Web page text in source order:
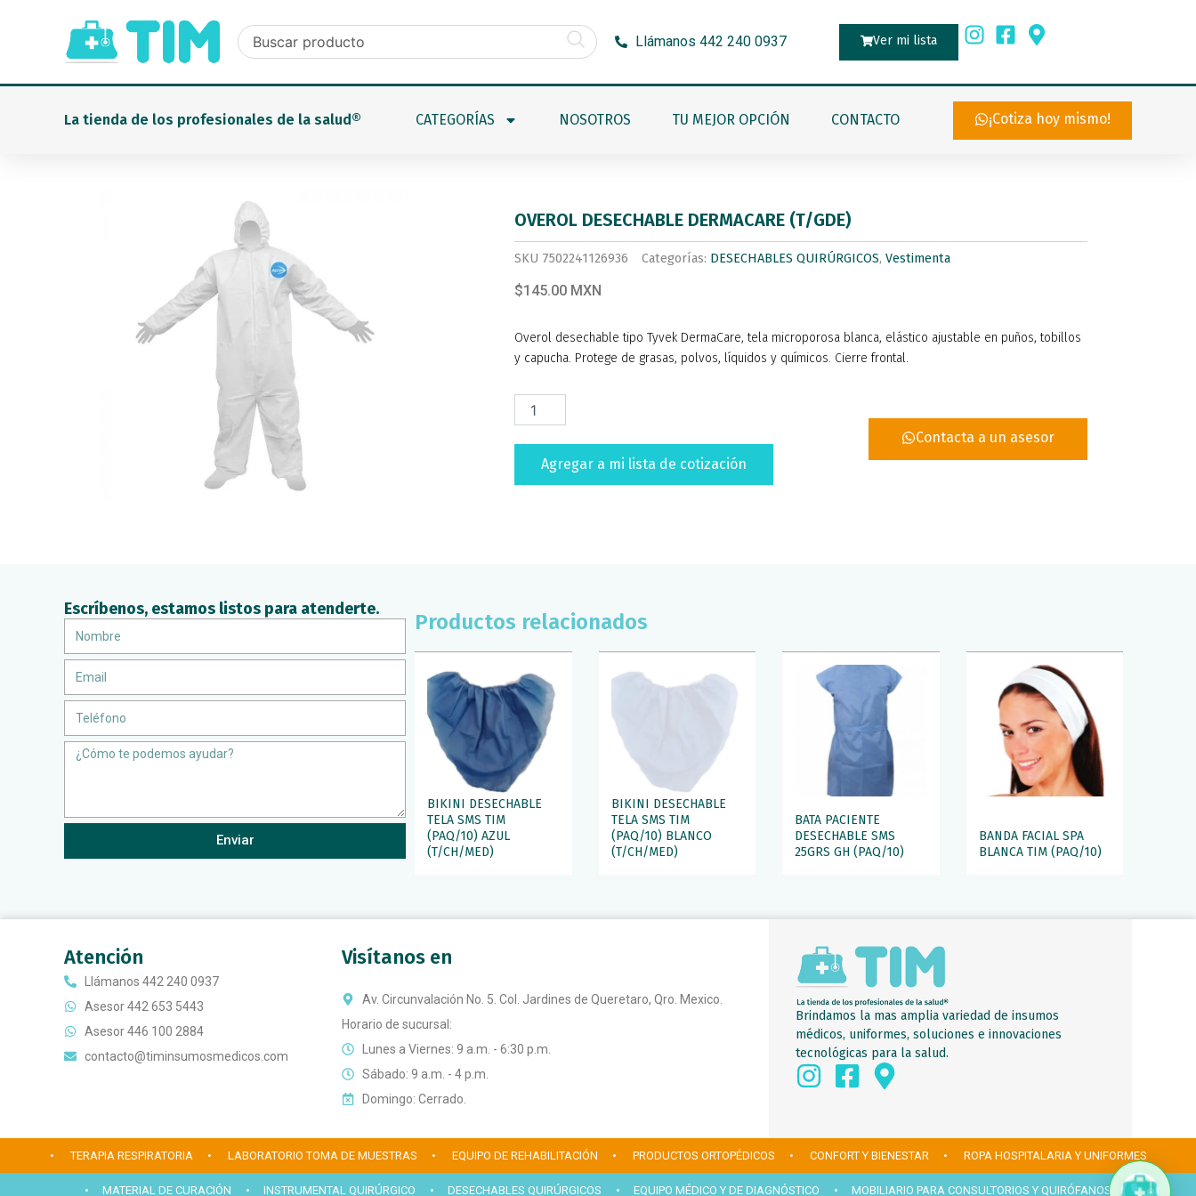
contenido
Llámanos 442 240 0937 Ver mi lista
La tienda de los profesionales de la salud® CATEGORÍAS NOSOTROS TU MEJOR OPCIÓN CONTACTO ¡Cotiza hoy mismo!
OVEROL DESECHABLE DERMACARE (T/GDE)
SKU 7502241126936 Categorías: DESECHABLES QUIRÚRGICOS, Vestimenta
$145.00 MXN
Overol desechable tipo Tyvek DermaCare, tela microporosa blanca, elástico ajustable en puños, tobillos
y capucha. Protege de grasas, polvos, líquidos y químicos. Cierre frontal.
OVEROL
DESECHABLE
cantidad
Agregar a mi lista de cotización
Contacta a un asesor
Escríbenos, estamos listos para atenderte.
Message
Enviar
Productos relacionados
BIKINI DESECHABLE
TELA SMS TIM
(PAQ/10) AZUL
(T/CH/MED)
BIKINI DESECHABLE
TELA SMS TIM
(PAQ/10) BLANCO
(T/CH/MED)
BATA PACIENTE
DESECHABLE SMS
25GRS GH (PAQ/10)
BANDA FACIAL SPA
BLANCA TIM (PAQ/10)
Atención
Llámanos 442 240 0937
Asesor 442 653 5443
Asesor 446 100 2884
contacto@timinsumosmedicos.com
Visítanos en
Av. Circunvalación No. 5. Col. Jardines de Queretaro, Qro. Mexico.
Horario de sucursal:
Lunes a Viernes: 9 a.m. - 6:30 p.m.
Sábado: 9 a.m. - 4 p.m.
Domingo: Cerrado.
Brindamos la mas amplia variedad de insumos
médicos, uniformes, soluciones e innovaciones
tecnológicas para la salud.
• TERAPIA RESPIRATORIA • LABORATORIO TOMA DE MUESTRAS • EQUIPO DE REHABILITACIÓN • PRODUCTOS ORTOPÉDICOS • CONFORT Y BIENESTAR • ROPA HOSPITALARIA Y UNIFORMES
• MATERIAL DE CURACIÓN • INSTRUMENTAL QUIRÚRGICO • DESECHABLES QUIRÚRGICOS • EQUIPO MÉDICO Y DE DIAGNÓSTICO • MOBILIARIO PARA CONSULTORIOS Y QUIRÓFANOS